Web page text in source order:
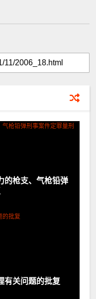
的枪支、气枪铅弹
有关问题的批复